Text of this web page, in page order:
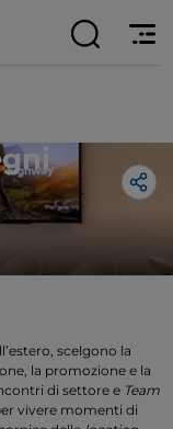
scelgono la
la promozione e la
di settore e Team
vivere momenti di